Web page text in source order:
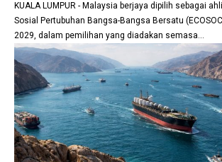
KUALA LUMPUR - Malaysia berjaya dipilih sebagai
Sosial Pertubuhan Bangsa-Bangsa Bersatu
2029, dalam pemilihan yang diadakan semasa...